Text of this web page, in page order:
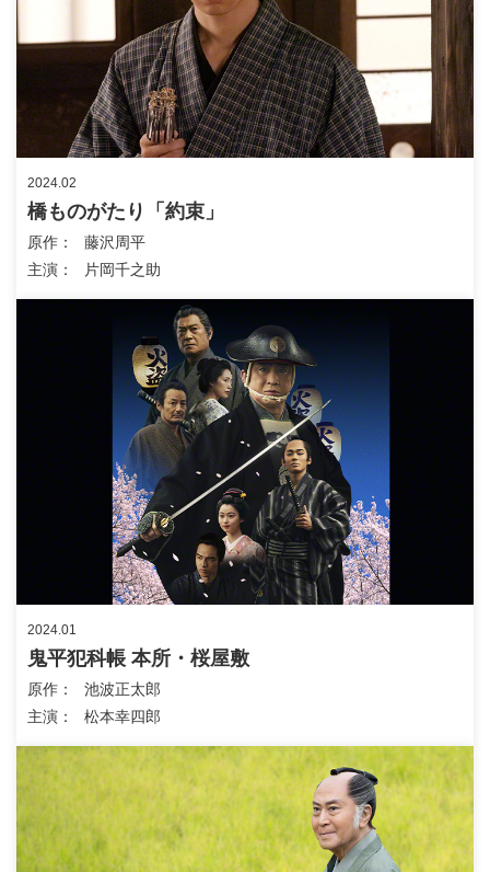
2024.02
橋ものがたり「約束」
原作
主演
藤沢周平
片岡千之助
2024.01
鬼平犯科帳 本所・桜屋敷
原作
主演
池波正太郎
松本幸四郎